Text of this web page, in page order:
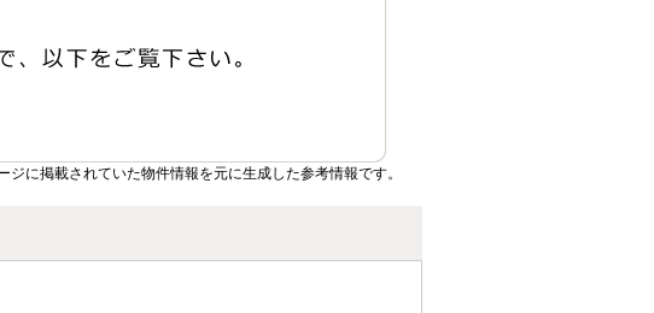
に掲載されていた物件情報を元に生成した参考情報です。